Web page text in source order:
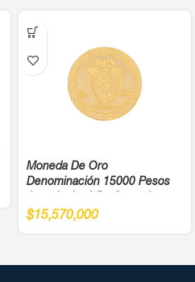
Moneda De Oro
Denominación 15000 Pesos
900
$15,570,000